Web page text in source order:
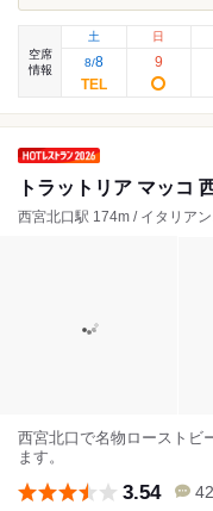
空席
情報
土
8/8
日
9
トラットリア マッコ
西宮北口駅 174m / イタリア
西宮北口で名物ローストビ
ます。
3.54